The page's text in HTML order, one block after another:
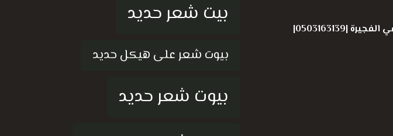
|0503163139|
بيت شعر حديد
بيوت شعر على هيكل حديد
بيوت شعر حديد